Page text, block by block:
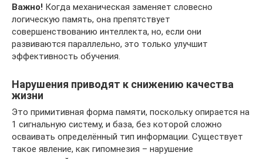
Важно! Когда механическая заменяет словесно
логическую память, она препятствует
совершенствованию интеллекта, но, если они
развиваются параллельно, это только улучшит
эффективность обучения.
Нарушения приводят к снижению качества
жизни
Это примитивная форма памяти, поскольку опирается на
1 сигнальную систему, и база, без которой сложно
осваивать определённый тип информации. Существует
такое явление, как гипомнезия – нарушение